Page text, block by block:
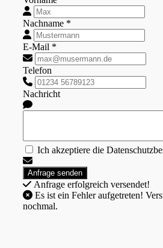
Nachname *
E-Mail *
Telefon
Nachricht
Ich akzeptiere die
Anfrage erfolgreich versendet!
nochmal.